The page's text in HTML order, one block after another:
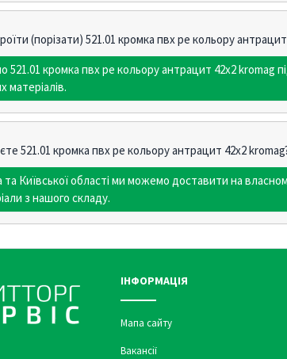
(порізати) 521.01 кромка пвх pe кольору
521.01 кромка пвх pe кольору антрацит 42х2
матеріалів.
521.01 кромка пвх pe кольору антрацит 42х2
Київської області ми можемо доставити на
з нашого складу.
ІНФОРМАЦІЯ
Мапа сайту
Вакансії